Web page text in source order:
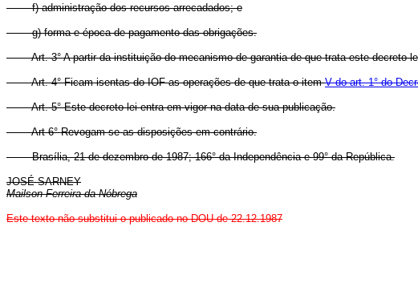
f) administração dos recursos arrecadados; e
g) forma e época de pagamento das obrigações.
Art. 3° A partir da instituição do mecanismo de garantia de que trata este decreto-
Art. 4° Ficam isentas do IOF as operações de que trata o itemV do art. 1° do
Art. 5° Este decreto-lei entra em vigor na data de sua publicação.
Art 6° Revogam-se as disposições em contrário.
Brasília, 21 de dezembro de 1987; 166° da Independência e 99° da República.
JOSÉ SARNEY
Mailson Ferreira da Nóbrega
Este texto não substitui o publicado no DOU de 22.12.1987